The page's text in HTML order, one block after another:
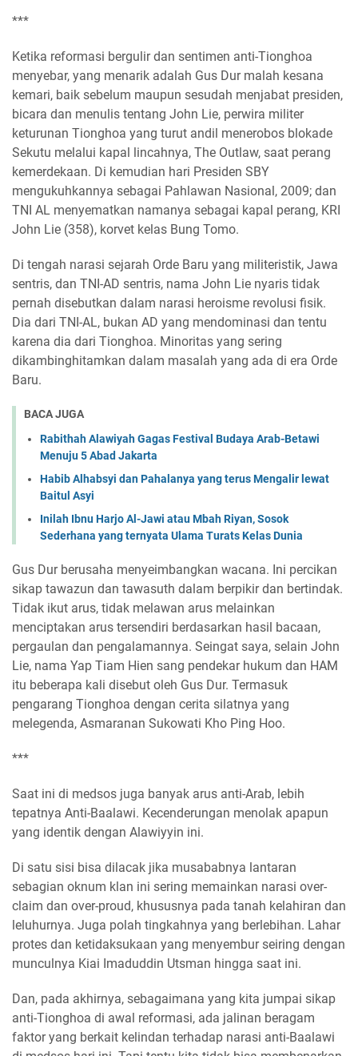
***
Ketika reformasi bergulir dan sentimen anti-Tionghoa
menyebar, yang menarik adalah Gus Dur malah kesana
kemari, baik sebelum maupun sesudah menjabat presiden,
bicara dan menulis tentang John Lie, perwira militer
keturunan Tionghoa yang turut andil menerobos blokade
Sekutu melalui kapal lincahnya, The Outlaw, saat perang
kemerdekaan. Di kemudian hari Presiden SBY
mengukuhkannya sebagai Pahlawan Nasional, 2009; dan
TNI AL menyematkan namanya sebagai kapal perang, KRI
John Lie (358), korvet kelas Bung Tomo.
Di tengah narasi sejarah Orde Baru yang militeristik, Jawa
sentris, dan TNI-AD sentris, nama John Lie nyaris tidak
pernah disebutkan dalam narasi heroisme revolusi fisik.
Dia dari TNI-AL, bukan AD yang mendominasi dan tentu
karena dia dari Tionghoa. Minoritas yang sering
dikambinghitamkan dalam masalah yang ada di era Orde
Baru.
BACA JUGA
Rabithah Alawiyah Gagas Festival Budaya Arab-Betawi
Menuju 5 Abad Jakarta
Habib Alhabsyi dan Pahalanya yang terus Mengalir lewat
Baitul Asyi
Inilah Ibnu Harjo Al-Jawi atau Mbah Riyan, Sosok
Sederhana yang ternyata Ulama Turats Kelas Dunia
Gus Dur berusaha menyeimbangkan wacana. Ini percikan
sikap tawazun dan tawasuth dalam berpikir dan bertindak.
Tidak ikut arus, tidak melawan arus melainkan
menciptakan arus tersendiri berdasarkan hasil bacaan,
pergaulan dan pengalamannya. Seingat saya, selain John
Lie, nama Yap Tiam Hien sang pendekar hukum dan HAM
itu beberapa kali disebut oleh Gus Dur. Termasuk
pengarang Tionghoa dengan cerita silatnya yang
melegenda, Asmaranan Sukowati Kho Ping Hoo.
***
Saat ini di medsos juga banyak arus anti-Arab, lebih
tepatnya Anti-Baalawi. Kecenderungan menolak apapun
yang identik dengan Alawiyyin ini.
Di satu sisi bisa dilacak jika musababnya lantaran
sebagian oknum klan ini sering memainkan narasi over-
claim dan over-proud, khususnya pada tanah kelahiran dan
leluhurnya. Juga polah tingkahnya yang berlebihan. Lahar
protes dan ketidaksukaan yang menyembur seiring dengan
munculnya Kiai Imaduddin Utsman hingga saat ini.
Dan, pada akhirnya, sebagaimana yang kita jumpai sikap
anti-Tionghoa di awal reformasi, ada jalinan beragam
faktor yang berkait kelindan terhadap narasi anti-Baalawi